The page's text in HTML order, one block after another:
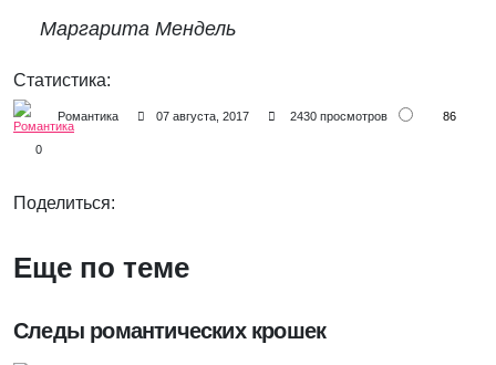
Маргарита Мендель
Статистика:
Романтика 07 августа, 2017 2430 просмотров 86
0
Поделиться:
Еще по теме
Cледы романтических крошек